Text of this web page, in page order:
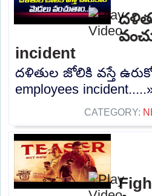
incident
దళితుల జోలికి వస్తే
employees
CATEGORY: